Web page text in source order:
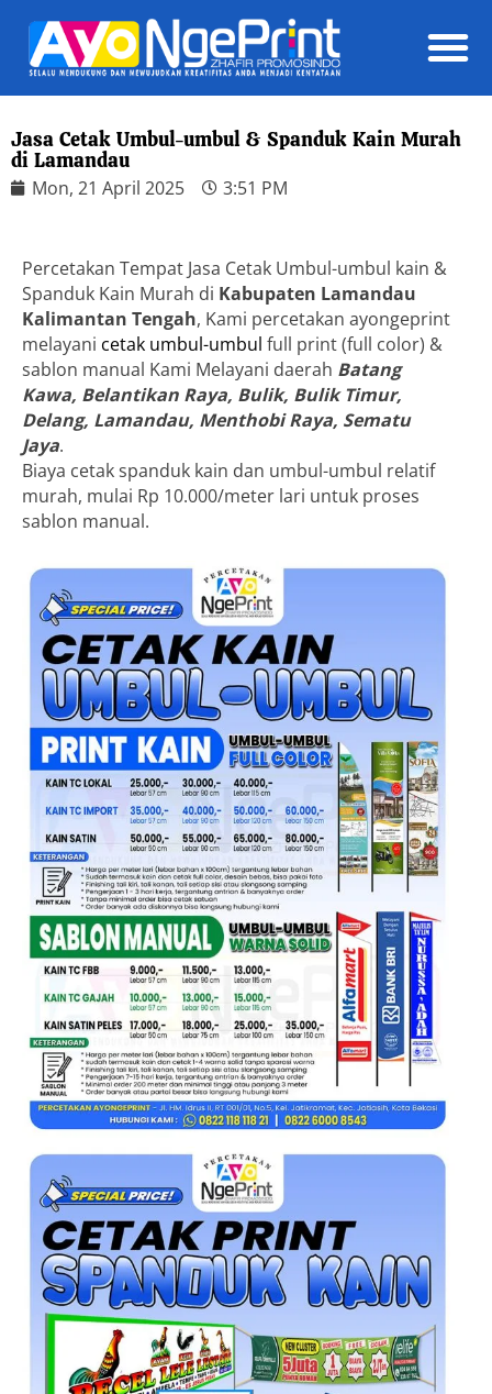
Jasa Cetak Umbul-umbul & Spanduk Kain Murah
di Lamandau
Mon, 21 April 2025 3:51 PM
Percetakan Tempat Jasa Cetak Umbul-umbul kain &
Spanduk Kain Murah di Kabupaten Lamandau
Kalimantan Tengah, Kami percetakan ayongeprint
melayani cetak umbul-umbul full print (full color) &
sablon manual Kami Melayani daerah Batang
Kawa, Belantikan Raya, Bulik, Bulik Timur,
Delang, Lamandau, Menthobi Raya, Sematu
Jaya.
Biaya cetak spanduk kain dan umbul-umbul relatif
murah, mulai Rp 10.000/meter lari untuk proses
sablon manual.